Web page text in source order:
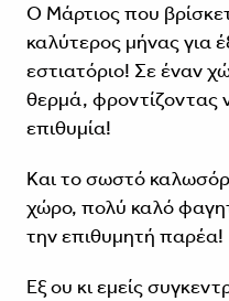
Ο Μάρτιος που
καλύτερος μήνας για
εστιατόριο! Σε έναν
θερμά, φροντίζοντας
επιθυμία!
Και το σωστό
χώρο, πολύ καλό
την επιθυμητή παρέα!
Εξ ου κι εμείς